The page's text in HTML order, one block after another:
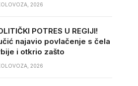
2026
POTRES U REGIJI!
najavio povlačenje s čela
i otkrio zašto
2026